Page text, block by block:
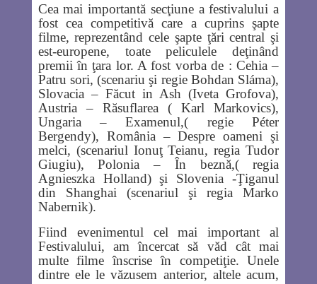
Cea mai importantă secţiune a festivalului a
fost cea competitivă care a cuprins şapte
filme, reprezentând cele şapte ţări central şi
est-europene, toate peliculele deţinând
premii în ţara lor. A fost vorba de : Cehia –
Patru sori, (scenariu şi regie Bohdan Sláma),
Slovacia – Făcut in Ash (Iveta Grofova),
Austria – Răsuflarea ( Karl Markovics),
Ungaria – Examenul,( regie Péter
Bergendy), România – Despre oameni şi
melci, (scenariul Ionuţ Teianu, regia Tudor
Giugiu), Polonia – În beznă,( regia
Agnieszka Holland) şi Slovenia -Ţiganul
din Shanghai (scenariul şi regia Marko
Nabernik).
Fiind evenimentul cel mai important al
Festivalului, am încercat să văd cât mai
multe filme înscrise în competiţie. Unele
dintre ele le văzusem anterior, altele acum,